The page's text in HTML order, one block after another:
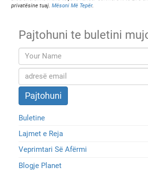
privatësine tuaj.Mësoni Më Tepër.
Pajtohuni te buletini
Buletine
Lajmet e Reja
Veprimtari Së Afërmi
Blogje Planet